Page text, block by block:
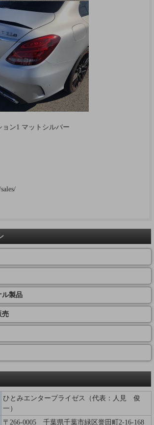
ョン1 マットシルバー
ル製品
売
ひとみエンタープライゼス（代表：人見 俊
一）
〒266-0005 千葉県千葉市緑区誉田町2-16-168